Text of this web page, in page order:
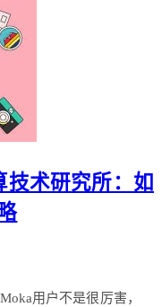
技术研究所：如
用户不是很厉害，